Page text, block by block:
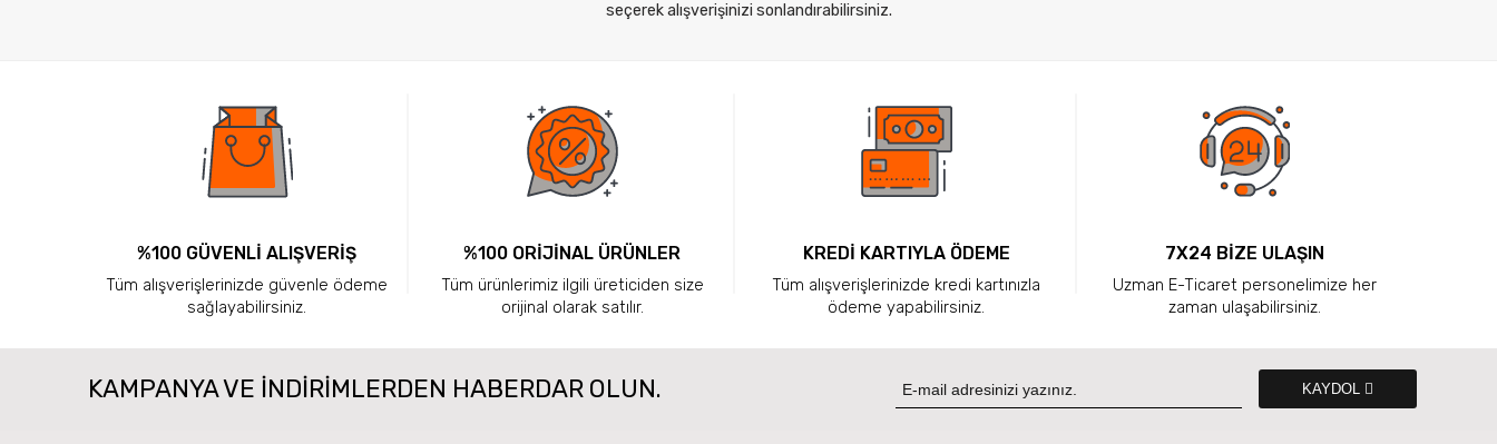
seçerek alışverişinizi sonlandırabilirsiniz.
%100 GÜVENLİ ALIŞVERİŞ
Tüm alışverişlerinizde güvenle ödeme
sağlayabilirsiniz.
%100 ORİJİNAL ÜRÜNLER
Tüm ürünlerimiz ilgili üreticiden size
orijinal olarak satılır.
KREDİ KARTIYLA ÖDEME
Tüm alışverişlerinizde kredi kartınızla
ödeme yapabilirsiniz.
7X24 BİZE ULAŞIN
Uzman E-Ticaret personelimize her
zaman ulaşabilirsiniz.
KAMPANYA VE INDIRIMLERDEN HABERDAR OLUN. KAYDOL